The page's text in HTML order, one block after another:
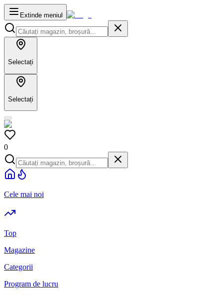
Extinde meniul
Selectați
Selectați
0
Cele mai noi
Top
Magazine
Categorii
Program de lucru